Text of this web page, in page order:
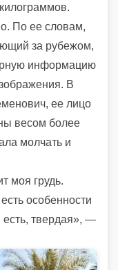
По ее словам,
за рубежом,
информацию
В
ее лицо
весом более
молчать и
моя грудь.
особенности
есть, твердая», —